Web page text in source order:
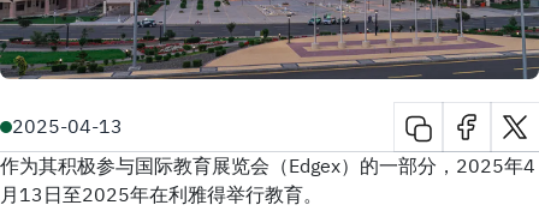
2025-04-13
作为其积极参与国际教育展览会（Edgex）的一部分，2025年4
月13日至2025年在利雅得举行教育。